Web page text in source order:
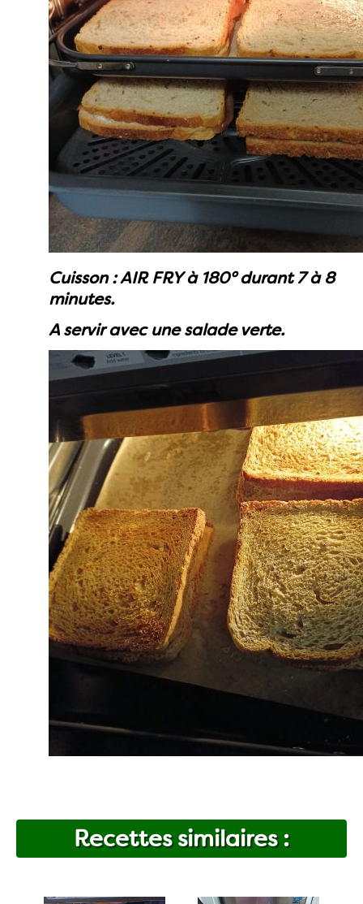
Cuisson : AIR FRY à 180° durant 7 à 8
minutes.
A servir avec une salade verte.
Recettes similaires :